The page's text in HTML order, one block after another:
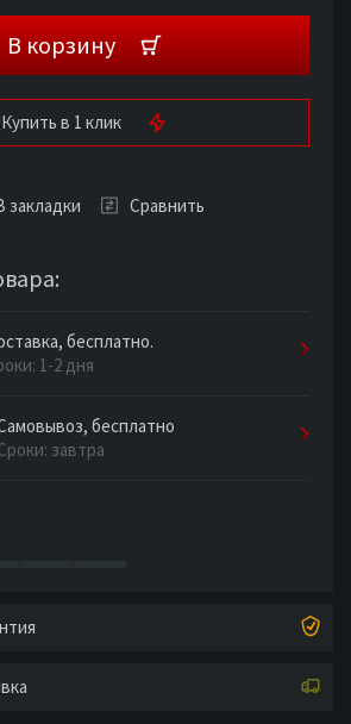
В корзину
Купить в 1 клик
закладки Сравнить
бесплатно.
1-2 дня
бесплатно
завтра